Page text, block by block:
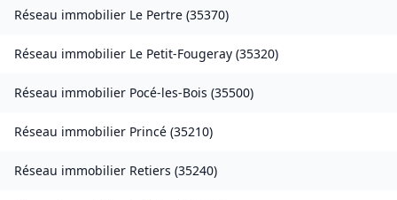
Réseau immobilier Le Pertre (35370)
Réseau immobilier Le Petit-Fougeray (35320)
Réseau immobilier Pocé-les-Bois (35500)
Réseau immobilier Princé (35210)
Réseau immobilier Retiers (35240)